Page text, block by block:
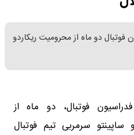
فوتبال دو ماه از محرومیت ریکاردو
فوتبال، دو ماه از
سرمربی تیم فوتبال